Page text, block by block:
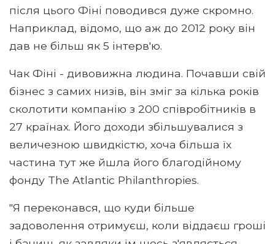
після цього Фіні поводився дуже скромно.
Наприклад, відомо, що аж до 2012 року він
дав не більш як 5 інтерв'ю.
Чак Фіні - дивовижна людина. Почавши свій
бізнес з самих низів, він зміг за кілька років
сколотити компанію з 200 співробітників в
27 країнах. Його доходи збільшувалися з
величезною швидкістю, хоча більша їх
частина тут же йшла його благодійному
фонду The Atlantic Philanthropies.
"Я переконався, що куди більше
задоволення отримуєш, коли віддаєш гроші